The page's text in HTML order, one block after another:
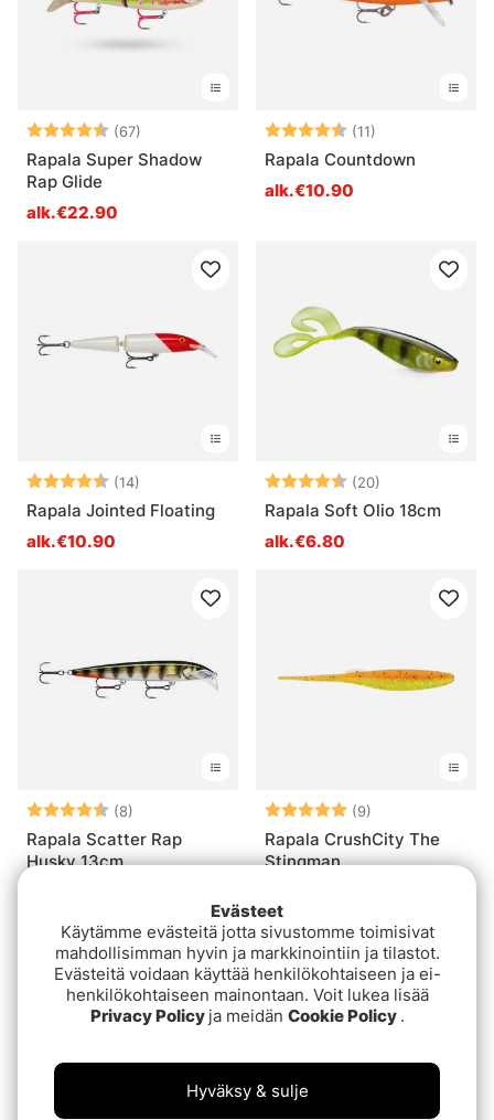
Arvio: (67)
4.7 5:sta tähdestä
Rapala Super Shadow
Rap Glide
alk.€22.90
Arvio: (11)
Rapala Countdown
alk.€10.90
Arvio: (14)
4.6 5:sta tähdestä
Rapala Jointed Floating
alk.€10.90
Arvio: (20)
Rapala Soft Olio 18cm
alk.€6.80
Arvio: (8)
4.4 5:sta tähdestä
Rapala Scatter Rap
Husky 13cm
Arvio: (9)
Rapala CrushCity The
Stingman
Evästeet
Käytämme evästeitä jotta sivustomme toimisivat
mahdollisimman hyvin ja markkinointiin ja tilastot.
Evästeitä voidaan käyttää henkilökohtaiseen ja ei-
henkilökohtaiseen mainontaan. Voit lukea lisää
Privacy Policy ja meidän Cookie Policy .
Hyväksy & sulje